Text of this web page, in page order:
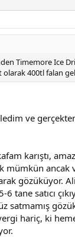
iade etmeyip,
da çok
Timemore Ice
400tl falan
ve
karıştı,
mümkün ancak
gözüküyor.
6 tane satıcı
satmamış
hariç, ki